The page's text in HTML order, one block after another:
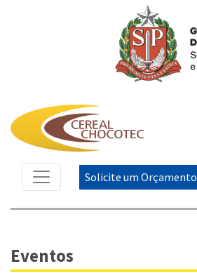
Solicite um Orçamento
Eventos